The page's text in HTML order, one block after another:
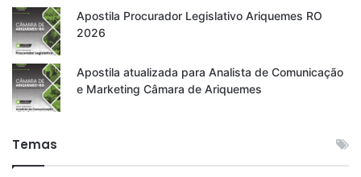
Apostila Procurador Legislativo Ariquemes RO
2026
Apostila atualizada para Analista de Comunicação
e Marketing Câmara de Ariquemes
Temas